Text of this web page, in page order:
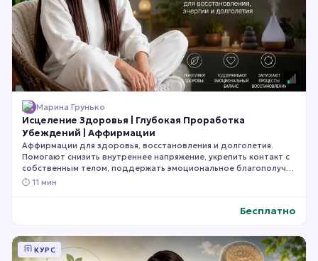
Марина Грунько
Исцеление Здоровья | Глубокая Проработка
Убеждений | Аффирмации
Аффирмации для здоровья, восстановления и долголетия.
Помогают снизить внутреннее напряжение, укрепить контакт с
собственным телом, поддержать эмоциональное благополучие
и создать психологические условия для более гармоничной
⏱ 11 мин
Бесплатно
КУРС